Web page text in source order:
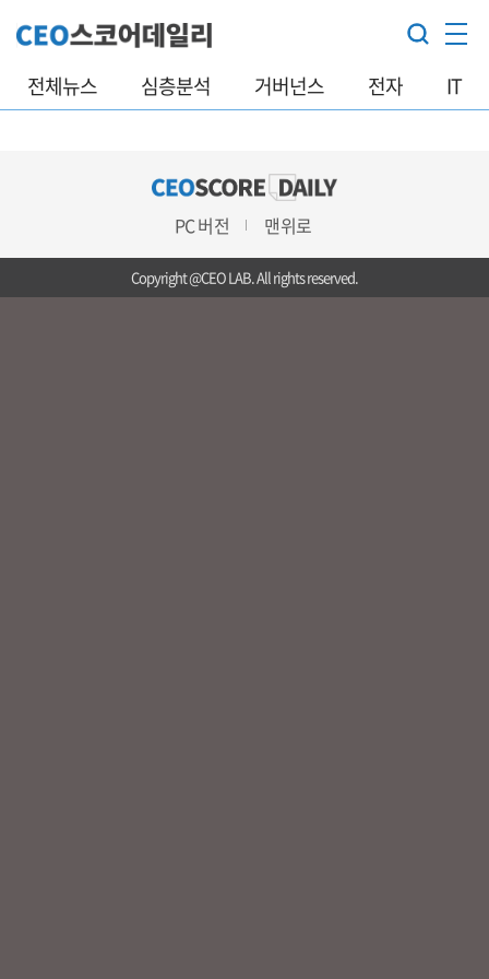
전체뉴스 심층분석 거버넌스 전자 IT
PC 버전 맨위로
Copyright @CEO LAB. All rights reserved.